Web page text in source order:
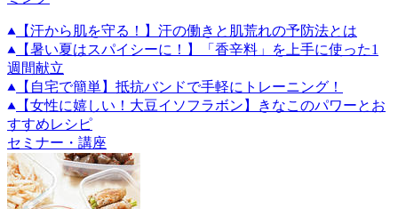
【汗から肌を守る！】汗の働きと肌荒れの予防法とは
【暑い夏はスパイシーに！】「香辛料」を上手に使った1
週間献立
【自宅で簡単】抵抗バンドで手軽にトレーニング！
【女性に嬉しい！大豆イソフラボン】きなこのパワーとお
すすめレシピ
セミナー・講座